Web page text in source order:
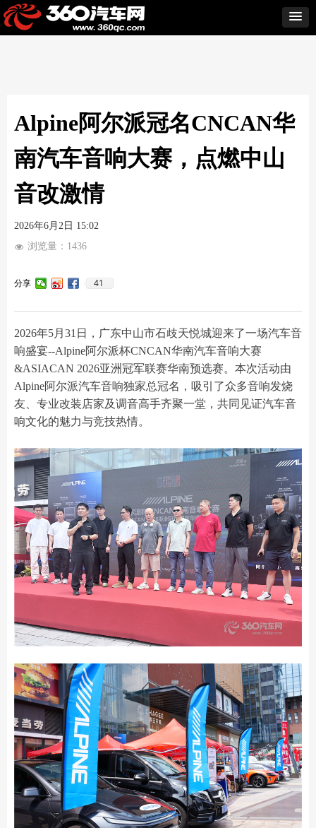
Alpine阿尔派冠名CNCAN华
南汽车音响大赛，点燃中山
音改激情
2026年5月31日，广东中山市石歧天悦城迎来了一场汽车音
响盛宴--Alpine阿尔派杯CNCAN华南汽车音响大赛
&ASIACAN 2026亚洲冠军联赛华南预选赛。本次活动由
Alpine阿尔派汽车音响独家总冠名，吸引了众多音响发烧
友、专业改装店家及调音高手齐聚一堂，共同见证汽车音
响文化的魅力与竞技热情。
2026年6月2日 15:02
分享 41
넶 浏览量： 1436